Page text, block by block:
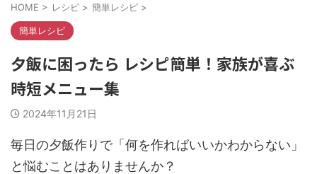
HOME > レシピ > 簡単レシピ >
簡単レシピ
夕飯に困ったら レシピ簡単！家族が喜ぶ
時短メニュー集
2024年11月21日
毎日の夕飯作りで「何を作ればいいかわからない」
と悩むことはありませんか？